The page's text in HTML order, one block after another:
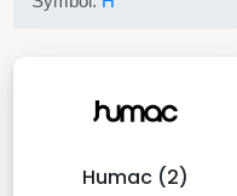
Humac (2)